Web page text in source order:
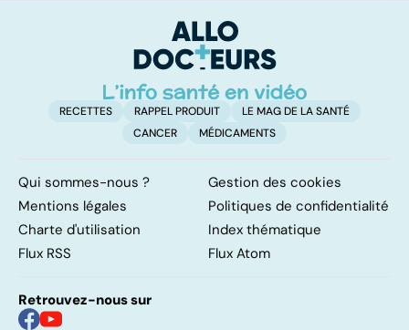
d'angine ?
RECETTES RAPPEL PRODUIT
LE MAG DE LA SANTÉ
CANCER
MÉDICAMENTS
Qui sommes-nous ?
Gestion des cookies
Mentions légales
Politiques de confidentialité
Charte d'utilisation
Index thématique
Flux RSS
Flux Atom
Retrouvez-nous sur